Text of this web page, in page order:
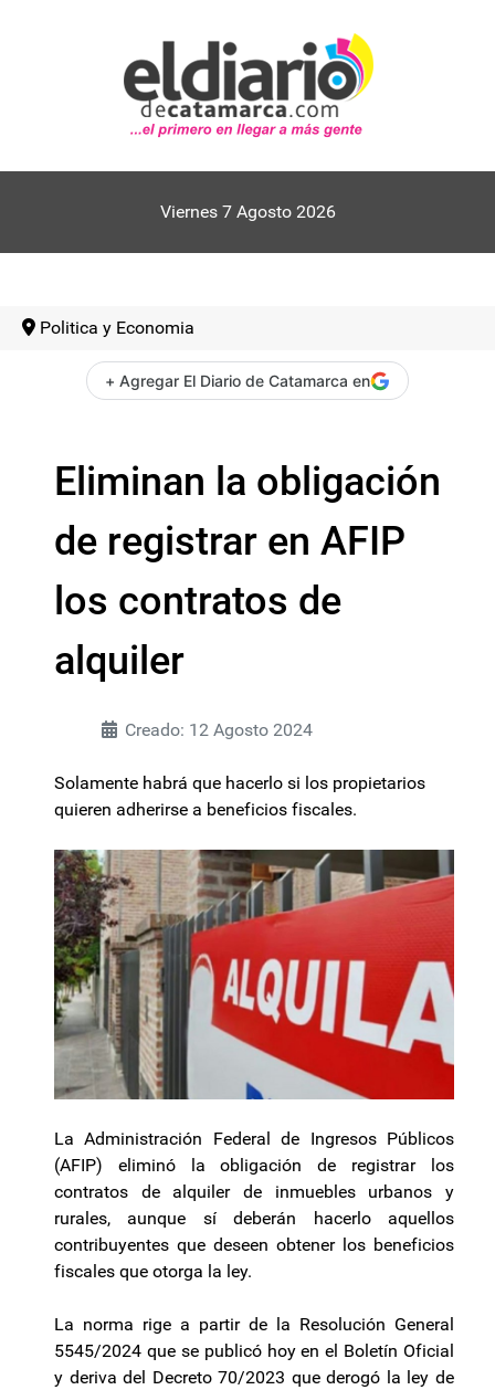
Viernes 7 Agosto 2026
Politica y Economia
+ Agregar El Diario de Catamarca en
Eliminan la obligación
de registrar en AFIP
los contratos de
alquiler
Creado: 12 Agosto 2024
Solamente habrá que hacerlo si los propietarios
quieren adherirse a beneficios fiscales.
La Administración Federal de Ingresos Públicos
(AFIP) eliminó la obligación de registrar los
contratos de alquiler de inmuebles urbanos y
rurales, aunque sí deberán hacerlo aquellos
contribuyentes que deseen obtener los beneficios
fiscales que otorga la ley.
La norma rige a partir de la Resolución General
5545/2024 que se publicó hoy en el Boletín Oficial
y deriva del Decreto 70/2023 que derogó la ley de